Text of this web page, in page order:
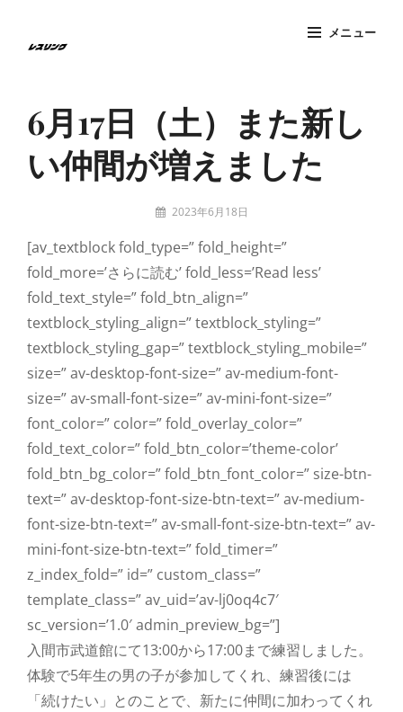
メニュー
6月17日（土）また新し
い仲間が増えました
投
者:
2023年6月18日
[av_textblock fold_type=” fold_height=”
fold_more=’さらに読む’ fold_less=’Read less’
fold_text_style=” fold_btn_align=”
textblock_styling_align=” textblock_styling=”
textblock_styling_gap=” textblock_styling_mobile=”
size=” av-desktop-font-size=” av-medium-font-
size=” av-small-font-size=” av-mini-font-size=”
font_color=” color=” fold_overlay_color=”
fold_text_color=” fold_btn_color=’theme-color’
fold_btn_bg_color=” fold_btn_font_color=” size-btn-
text=” av-desktop-font-size-btn-text=” av-medium-
font-size-btn-text=” av-small-font-size-btn-text=” av-
mini-font-size-btn-text=” fold_timer=”
z_index_fold=” id=” custom_class=”
template_class=” av_uid=’av-lj0oq4c7′
sc_version=’1.0′ admin_preview_bg=”]
入間市武道館にて13:00から17:00まで練習しました。
体験で5年生の男の子が参加してくれ、練習後には
「続けたい」とのことで、新たに仲間に加わってくれ